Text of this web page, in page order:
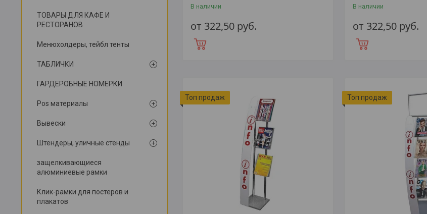
В наличии
от 322,50 руб.
В наличии
от 322,50 руб.
Топ продаж Топ продаж
ТОВАРЫ ДЛЯ КАФЕ И
РЕСТОРАНОВ
Менюхолдеры, тейбл тенты
ТАБЛИЧКИ
ГАРДЕРОБНЫЕ НОМЕРКИ
Pos материалы
Вывески
Штендеры, уличные стенды
защелкивающиеся
алюминиевые рамки
Клик-рамки для постеров и
плакатов